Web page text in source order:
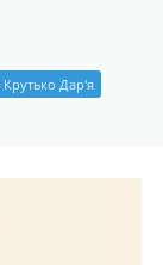
Крутько Дар'я